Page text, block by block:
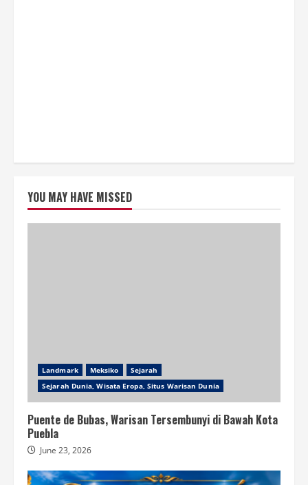
YOU MAY HAVE MISSED
Landmark Meksiko
Sejarah
Sejarah Dunia, Wisata Eropa, Situs Warisan Dunia
Puente de Bubas, Warisan Tersembunyi di Bawah Kota
Puebla
June 23, 2026